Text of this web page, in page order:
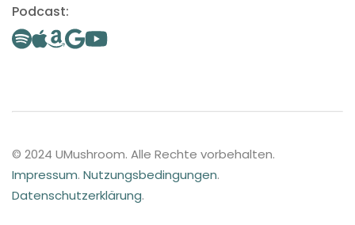
Podcast:
© 2024 UMushroom. Alle Rechte vorbehalten.
Impressum. Nutzungsbedingungen.
Datenschutzerklärung.